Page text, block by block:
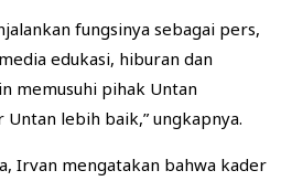
fungsinya sebagai pers,
edukasi, hiburan dan
memusuhi pihak Untan
lebih baik,” ungkapnya.
Irvan mengatakan bahwa kader